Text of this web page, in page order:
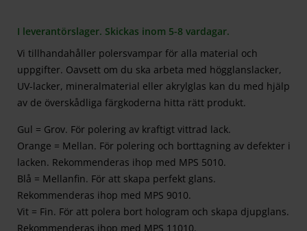
I leverantörslager. Skickas inom 5-8 vardagar.
Vi tillhandahåller polersvampar för alla material och
uppgifter. Oavsett om du ska arbeta med högglanslacker,
UV-lacker, mineralmaterial eller akrylglas kan du med hjälp
av de överskådliga färgkoderna hitta rätt produkt.
Gul = Grov. För polering av kraftigt vittrad lack.
Orange = Mellan. För polering och borttagning av defekter i
lacken. Rekommenderas ihop med MPS 5010.
Blå = Mellanfin. För att skapa perfekt glans.
Rekommenderas ihop med MPS 9010.
Vit = Fin. För att polera bort hologram och skapa djupglans.
Rekommenderas ihop med MPS 11010.